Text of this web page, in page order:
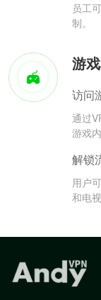
员工
制。
游
访问
通过
游戏
解锁
用户
和电视